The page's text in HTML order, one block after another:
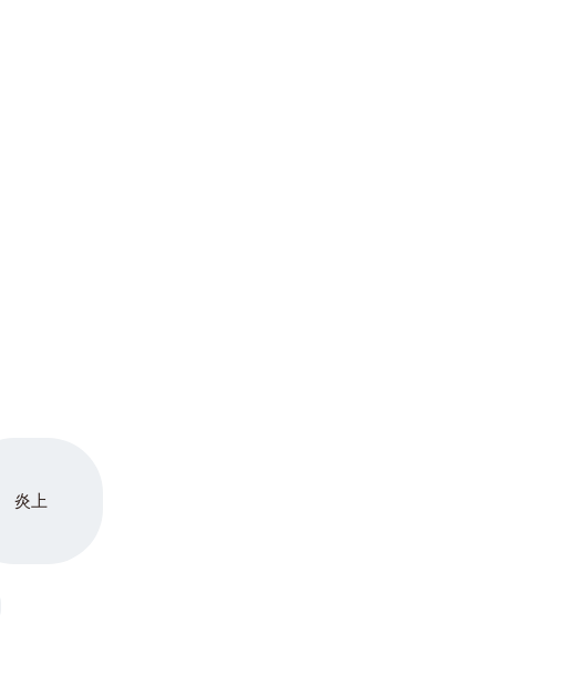
炎上